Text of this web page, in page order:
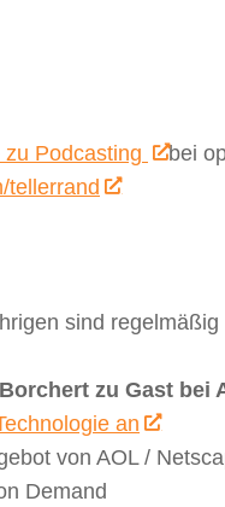
Podcasting
bei
tellerrand
sind
zu Gast bei
an
von AOL /
Demand